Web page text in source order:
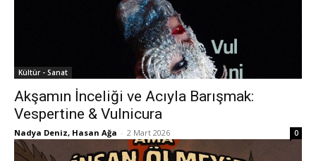
Kültür - Sanat
Akşamın İnceliği ve Acıyla Barışmak:
Vespertine & Vulnicura
Nadya Deniz, Hasan Ağa - 2 Mart 2026 0